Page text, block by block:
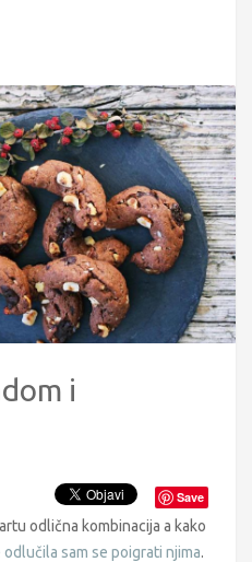
i
Save
odlična kombinacija a kako
sam se poigrati njima.